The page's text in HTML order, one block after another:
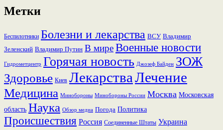
Метки
Беспилотники Болезни и лекарства ВСУ Владимир
Зеленский Владимир Путин В миреВоенные новости
Гидрометцентр Горячая новость Джозеф Байден ЗОЖ
Здоровье Киев ЛекарстваЛечение
Медицина Минобороны Минобороны России Москва Московская
область Наука Обзор медиа Погода Политика
Происшествия Россия Соединенные Штаты Украина